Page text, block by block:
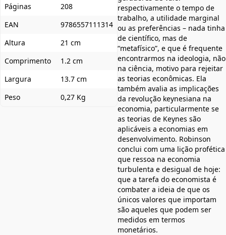
Páginas
208
EAN
9786557111314
Altura
21 cm
Comprimento
1.2 cm
Largura
13.7 cm
Peso
0,27 Kg
respectivamente o tempo de
trabalho, a utilidade marginal
ou as preferências – nada tinha
de científico, mas de
“metafísico”, e que é frequente
encontrarmos na ideologia, não
na ciência, motivo para rejeitar
as teorias econômicas. Ela
também avalia as implicações
da revolução keynesiana na
economia, particularmente se
as teorias de Keynes são
aplicáveis a economias em
desenvolvimento. Robinson
conclui com uma lição profética
que ressoa na economia
turbulenta e desigual de hoje:
que a tarefa do economista é
combater a ideia de que os
únicos valores que importam
são aqueles que podem ser
medidos em termos
monetários.